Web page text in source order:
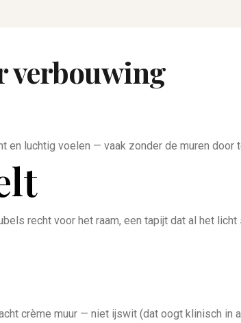
verbouwing
en luchtig voelen — vaak zonder de muren door
recht voor het raam, een tapijt dat al het licht
crème muur — niet ijswit (dat oogt klinisch in